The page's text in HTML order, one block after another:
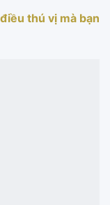
thú vị mà bạn